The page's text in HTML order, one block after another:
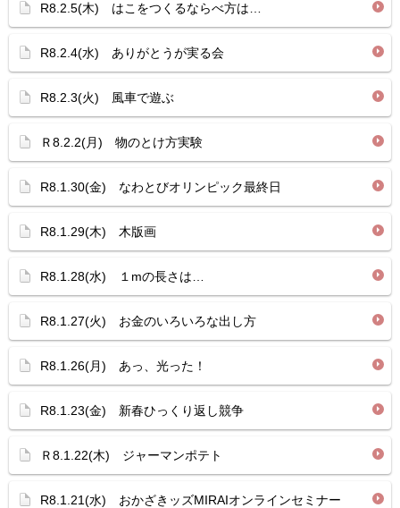
R8.2.5(木) はこをつくるならべ方は…
R8.2.4(水) ありがとうが実る会
R8.2.3(火) 風車で遊ぶ
Ｒ8.2.2(月) 物のとけ方実験
R8.1.30(金) なわとびオリンピック最終日
R8.1.29(木) 木版画
R8.1.28(水) １mの長さは…
R8.1.27(火) お金のいろいろな出し方
R8.1.26(月) あっ、光った！
R8.1.23(金) 新春ひっくり返し競争
Ｒ8.1.22(木) ジャーマンポテト
R8.1.21(水) おかざきッズMIRAIオンラインセミナー